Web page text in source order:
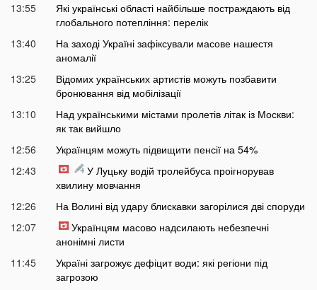
13:55
Які українські області найбільше постраждають від
глобального потепління: перелік
13:40
На заході Україні зафіксували масове нашестя
аномалії
13:25
Відомих українських артистів можуть позбавити
бронювання від мобілізації
13:10
Над українськими містами пролетів літак із Москви:
як так вийшло
12:56
Українцям можуть підвищити пенсії на 54%
12:43
У Луцьку водій тролейбуса проігнорував
хвилину мовчання
12:26
На Волині від удару блискавки загорілися дві споруди
12:07
Українцям масово надсилають небезпечні
анонімні листи
11:45
Україні загрожує дефіцит води: які регіони під
загрозою